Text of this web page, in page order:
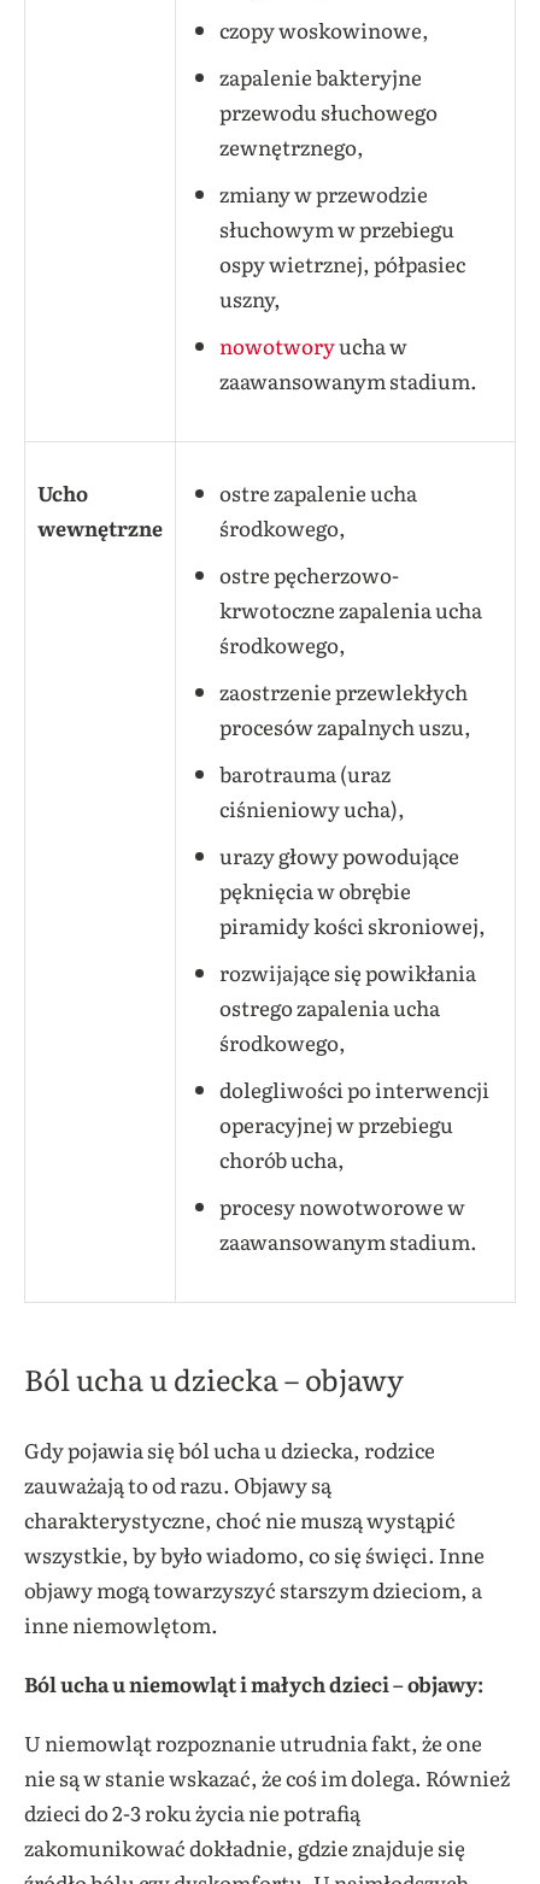
czopy woskowinowe,
zapalenie bakteryjne
przewodu słuchowego
zewnętrznego,
zmiany w przewodzie
słuchowym w przebiegu
ospy wietrznej, półpasiec
uszny,
nowotworyucha w
zaawansowanym stadium.
Ucho
wewnętrzne
ostre zapalenie ucha
środkowego,
ostre pęcherzowo-
krwotoczne zapalenia ucha
środkowego,
zaostrzenie przewlekłych
procesów zapalnych uszu,
barotrauma (uraz
ciśnieniowy ucha),
urazy głowy powodujące
pęknięcia w obrębie
piramidy kości skroniowej,
rozwijające się powikłania
ostrego zapalenia ucha
środkowego,
dolegliwości po interwencji
operacyjnej w przebiegu
chorób ucha,
procesy nowotworowe w
zaawansowanym stadium.
Ból ucha u dziecka – objawy
Gdy pojawia się ból ucha u dziecka, rodzice
zauważają to od razu. Objawy są
charakterystyczne, choć nie muszą wystąpić
wszystkie, by było wiadomo, co się święci. Inne
objawy mogą towarzyszyć starszym dzieciom, a
inne niemowlętom.
Ból ucha u niemowląt i małych dzieci – objawy:
U niemowląt rozpoznanie utrudnia fakt, że one
nie są w stanie wskazać, że coś im dolega. Również
dzieci do 2-3 roku życia nie potrafią
zakomunikować dokładnie, gdzie znajduje się